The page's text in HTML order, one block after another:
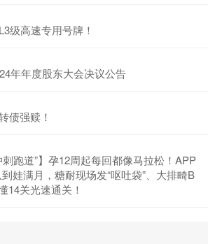
级高速专用号牌！
年年度股东大会决议公告
债强赎！
跑道”】孕12周起每回都像马拉松！APP
娃满月，糖耐现场发“呕吐袋”、大排畸B
14关光速通关！